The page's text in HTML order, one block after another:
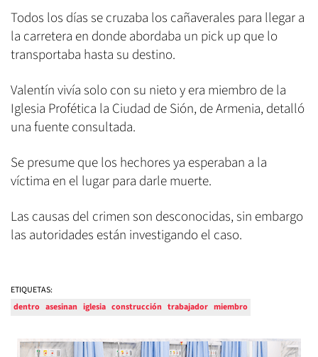
Todos los días se cruzaba los cañaverales para llegar a
la carretera en donde abordaba un pick up que lo
transportaba hasta su destino.
Valentín vivía solo con su nieto y era miembro de la
Iglesia Profética la Ciudad de Sión, de Armenia, detalló
una fuente consultada.
Se presume que los hechores ya esperaban a la
víctima en el lugar para darle muerte.
Las causas del crimen son desconocidas, sin embargo
las autoridades están investigando el caso.
ETIQUETAS:
dentro asesinan iglesia construcción trabajador miembro